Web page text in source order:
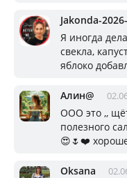
Jakonda-
Я иногда
свекла,
яблоко
Алин@
ООО это ,,
полезного
😍🌷❤️
Oksana